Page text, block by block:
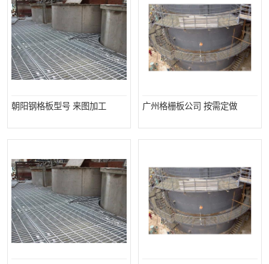
朝阳钢格板型号 来图加工 广州格栅板公司 按需定做